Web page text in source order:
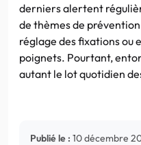
derniers alertent
de thèmes de
réglage des fixations ou
poignets. Pourtant,
autant le lot quotidien
Publié le : 10 décembre